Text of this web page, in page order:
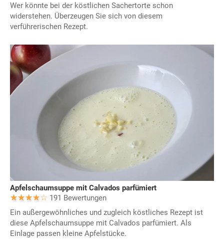
Wer könnte bei der köstlichen Sachertorte schon
widerstehen. Überzeugen Sie sich von diesem
verführerischen Rezept.
Apfelschaumsuppe mit Calvados parfümiert
191 Bewertungen
Ein außergewöhnliches und zugleich köstliches Rezept ist
diese Apfelschaumsuppe mit Calvados parfümiert. Als
Einlage passen kleine Apfelstücke.